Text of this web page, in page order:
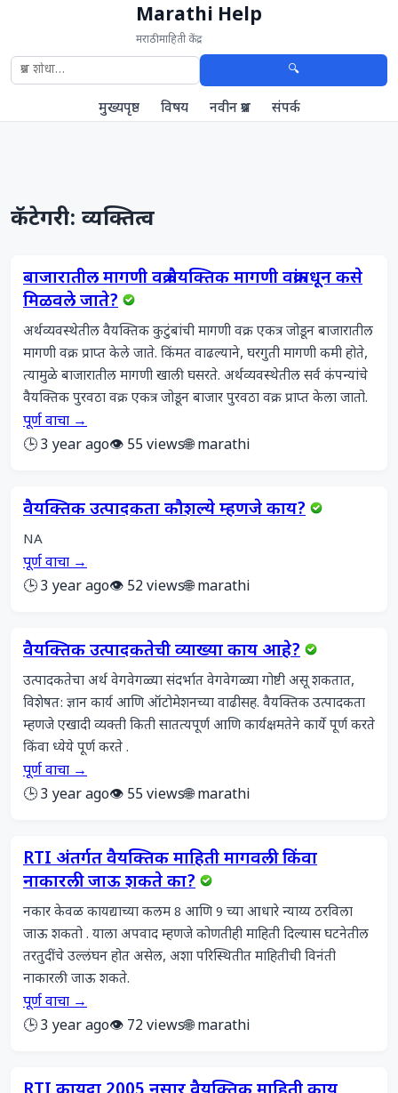
Marathi Help
मराठी माहिती केंद्र
🔍
मुख्यपृष्ठ विषय नवीन प्रश्न संपर्क
कॅटेगरी: व्यक्तित्व
बाजारातील मागणी वक्र वैयक्तिक मागणी वक्रांमधून कसे
मिळवले जाते?
अर्थव्यवस्थेतील वैयक्तिक कुटुंबांची मागणी वक्र एकत्र जोडून बाजारातील
मागणी वक्र प्राप्त केले जाते. किंमत वाढल्याने, घरगुती मागणी कमी होते,
त्यामुळे बाजारातील मागणी खाली घसरते. अर्थव्यवस्थेतील सर्व कंपन्यांचे
वैयक्तिक पुरवठा वक्र एकत्र जोडून बाजार पुरवठा वक्र प्राप्त केला जातो.
पूर्ण वाचा →
🕒 3 year ago👁️ 55 views🌐 marathi
वैयक्तिक उत्पादकता कौशल्ये म्हणजे काय?
NA
पूर्ण वाचा →
🕒 3 year ago👁️ 52 views🌐 marathi
वैयक्तिक उत्पादकतेची व्याख्या काय आहे?
उत्पादकतेचा अर्थ वेगवेगळ्या संदर्भात वेगवेगळ्या गोष्टी असू शकतात,
विशेषत: ज्ञान कार्य आणि ऑटोमेशनच्या वाढीसह. वैयक्तिक उत्पादकता
म्हणजे एखादी व्यक्ती किती सातत्यपूर्ण आणि कार्यक्षमतेने कार्ये पूर्ण करते
किंवा ध्येये पूर्ण करते .
पूर्ण वाचा →
🕒 3 year ago👁️ 55 views🌐 marathi
RTI अंतर्गत वैयक्तिक माहिती मागवली किंवा
नाकारली जाऊ शकते का?
नकार केवळ कायद्याच्या कलम 8 आणि 9 च्या आधारे न्याय्य ठरविला
जाऊ शकतो . याला अपवाद म्हणजे कोणतीही माहिती दिल्यास घटनेतील
तरतुदींचे उल्लंघन होत असेल, अशा परिस्थितीत माहितीची विनंती
नाकारली जाऊ शकते.
पूर्ण वाचा →
🕒 3 year ago👁️ 72 views🌐 marathi